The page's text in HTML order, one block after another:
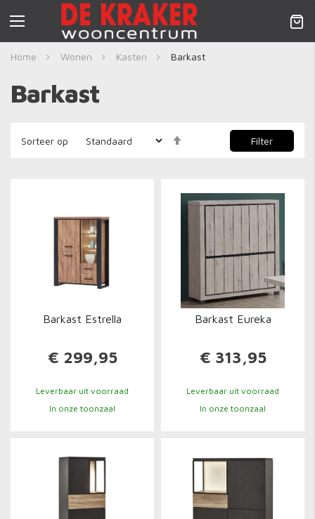
Nav
activeren
Home
Wonen Kasten Barkast
Barkast
Sorteer op Filter
Barkast Estrella
€ 299,95
Leverbaar uit voorraad
In onze toonzaal
Barkast Eureka
€ 313,95
Leverbaar uit voorraad
In onze toonzaal